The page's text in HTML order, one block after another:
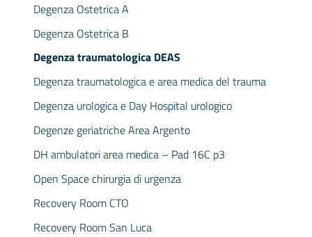
Degenza Ostetrica A
Degenza Ostetrica B
Degenza traumatologica DEAS
Degenza traumatologica e area medica del trauma
Degenza urologica e Day Hospital urologico
Degenze geriatriche Area Argento
DH ambulatori area medica – Pad 16C p3
Open Space chirurgia di urgenza
Recovery Room CTO
Recovery Room San Luca